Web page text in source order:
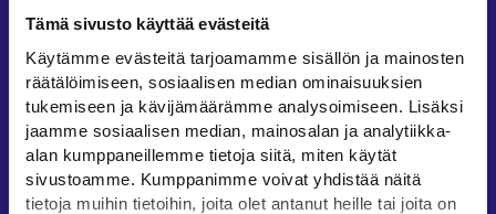
Tämä sivusto käyttää evästeitä
Käytämme evästeitä tarjoamamme sisällön ja mainosten
räätälöimiseen, sosiaalisen median ominaisuuksien
tukemiseen ja kävijämäärämme analysoimiseen. Lisäksi
jaamme sosiaalisen median, mainosalan ja analytiikka-
alan kumppaneillemme tietoja siitä, miten käytät
sivustoamme. Kumppanimme voivat yhdistää näitä
tietoja muihin tietoihin, joita olet antanut heille tai joita on
Työllisyysalueiden yhteystiedot
Sähköisen asioinnin tuki
Työttömyysturvaneuvonta
Yritys- ja työnantaja-asiakkaan neuvontapalvelut
Asiointi- ja Oma työpolku -osioiden ohjeet
Tuki ja palaute